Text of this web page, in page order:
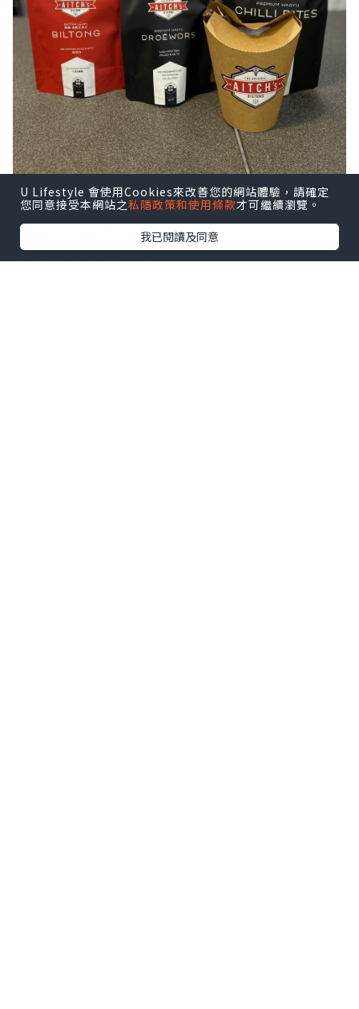
澳洲🇦🇺和牛🐮做嘅牛肉乾
食落軟身又好咬口
U Lifestyle 會使用Cookies來改善您的網站體驗，請確定
您同意接受本網站之私隱政策和使用條款才可繼續瀏覽。
我已閱讀及同意